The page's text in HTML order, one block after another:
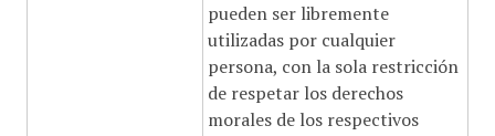
pueden ser libremente
utilizadas por cualquier
persona, con la sola restricción
de respetar los derechos
morales de los respectivos